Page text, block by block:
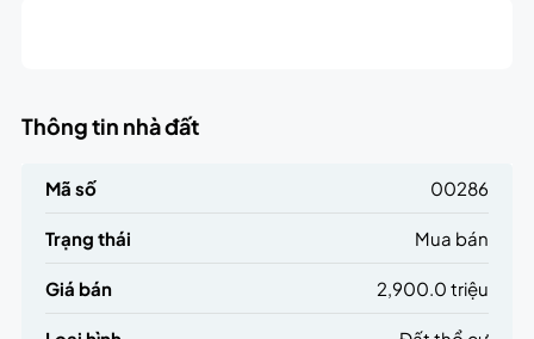
Thông tin nhà đất
Mã số 00286
Trạng thái Mua bán
Giá bán 2,900.0 triệu